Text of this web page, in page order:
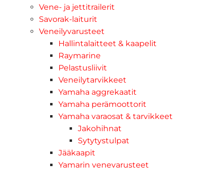
Vene- ja jettitrailerit
Savorak-laiturit
Veneilyvarusteet
Hallintalaitteet & kaapelit
Raymarine
Pelastusliivit
Veneilytarvikkeet
Yamaha aggrekaatit
Yamaha perämoottorit
Yamaha varaosat & tarvikkeet
Jakohihnat
Sytytystulpat
Jääkaapit
Yamarin venevarusteet